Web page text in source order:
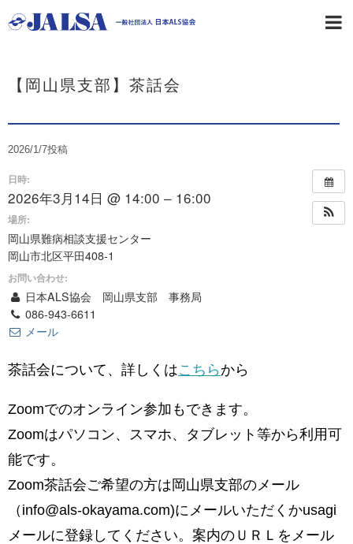
【岡山県支部】茶話会
2026/1/7投稿
日時:
2026年3月14日 @ 14:00 – 16:00
場所:
岡山県難病相談支援センター
岡山市北区平田408-1
お問い合わせ:
日本ALS協会 岡山県支部 事務局
086-943-6611
メール
茶話会について、詳しくはこちらから
Zoomでのオンライン参加もできます。
Zoomはパソコン、スマホ、タブレット等から利用可
能です。
Zoom茶話会ご希望の方は岡山県支部のメール
（info@als-okayama.com)にメールいただくかusagi
メールに登録してください。案内のＵＲＬをメール